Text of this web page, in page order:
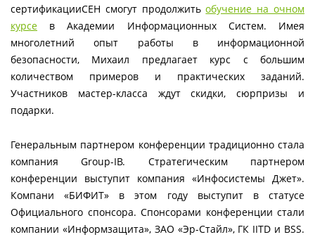
сертификацииCEH смогут продолжитьобучение на очном
курсе в Академии Информационных Систем. Имея
многолетний опыт работы в информационной
безопасности, Михаил предлагает курс с большим
количеством примеров и практических заданий.
Участников мастер-класса ждут скидки, сюрпризы и
подарки.
Генеральным партнером конференции традиционно стала
компания Group-IB. Стратегическим партнером
конференции выступит компания «Инфосистемы Джет».
Компани «БИФИТ» в этом году выступит в статусе
Официального спонсора. Спонсорами конференции стали
компании «Информзащита», ЗАО «Эр-Стайл», ГК IITD и BSS.